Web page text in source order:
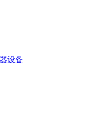
设备